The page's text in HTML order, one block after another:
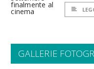
GALLERIE